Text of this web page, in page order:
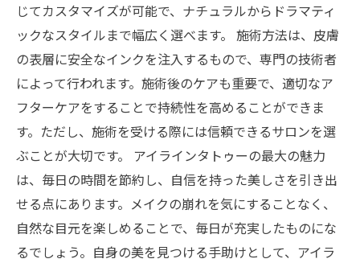
じてカスタマイズが可能で、ナチュラルからドラマティ
ックなスタイルまで幅広く選べます。 施術方法は、皮膚
の表層に安全なインクを注入するもので、専門の技術者
によって行われます。施術後のケアも重要で、適切なア
フターケアをすることで持続性を高めることができま
す。ただし、施術を受ける際には信頼できるサロンを選
ぶことが大切です。 アイラインタトゥーの最大の魅力
は、毎日の時間を節約し、自信を持った美しさを引き出
せる点にあります。メイクの崩れを気にすることなく、
自然な目元を楽しめることで、毎日が充実したものにな
るでしょう。自身の美を見つける手助けとして、アイラ